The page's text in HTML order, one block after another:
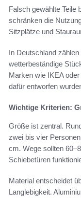
Falsch gewählte Teile
schränken die
Sitzplätze und
In Deutschland
wetterbeständige
Marken wie IKEA
dafür entworfen
Wichtige Kriterien:
Größe ist zentral.
zwei bis vier
cm. Wege sollten
Schiebetüren
Material entscheidet
Langlebigkeit.